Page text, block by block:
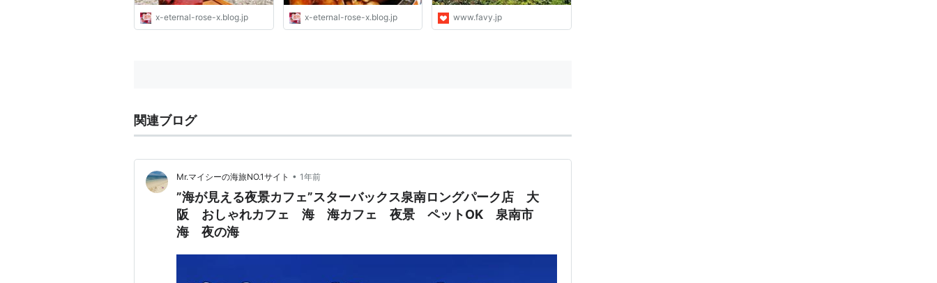
x-eternal-rose-x.blog.jp x-eternal-rose-x.blog.jp www.favy.jp
関連ブログ
Mr.マイシーの海旅NO.1サイト • 1年前
”海が見える夜景カフェ”スターバックス泉南ロングパーク店 大
阪 おしゃれカフェ 海 海カフェ 夜景 ペットOK 泉南市
海 夜の海